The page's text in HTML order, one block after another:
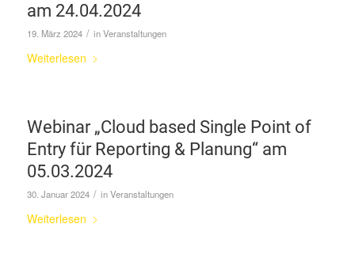
am 24.04.2024
19. März 2024 / inVeranstaltungen
Weiterlesen
Webinar „Cloud based Single Point of
Entry für Reporting & Planung“ am
05.03.2024
30. Januar 2024 / inVeranstaltungen
Weiterlesen